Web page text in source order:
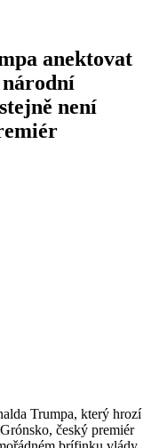
anektovat
národní
není
Trumpa, který hrozí
český premiér